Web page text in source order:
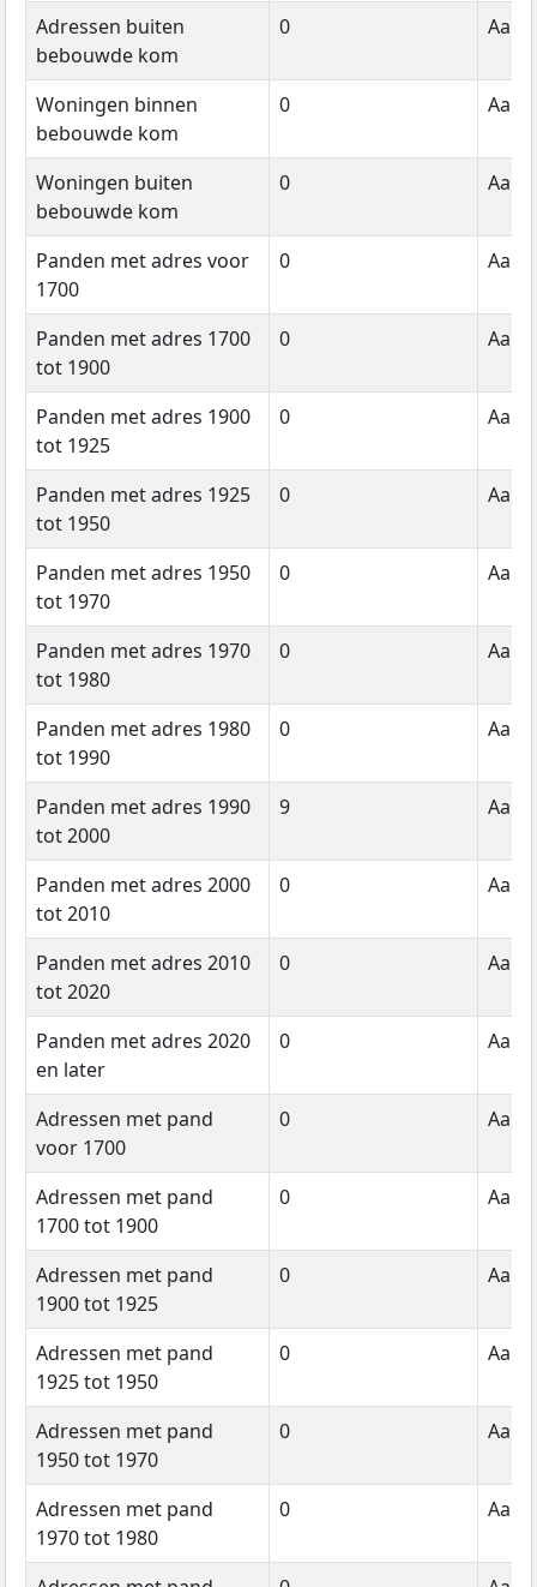
Adressen buiten
bebouwde kom
0
Woningen binnen
bebouwde kom
0
Woningen buiten
bebouwde kom
0
Panden met adres voor
1700
0
Panden met adres 1700
tot 1900
0
Panden met adres 1900
tot 1925
0
Panden met adres 1925
tot 1950
0
Panden met adres 1950
tot 1970
0
Panden met adres 1970
tot 1980
0
Panden met adres 1980
tot 1990
0
Panden met adres 1990
tot 2000
9
Panden met adres 2000
tot 2010
0
Panden met adres 2010
tot 2020
0
Panden met adres 2020
en later
0
Adressen met pand
voor 1700
0
Adressen met pand
1700 tot 1900
0
Adressen met pand
1900 tot 1925
0
Adressen met pand
1925 tot 1950
0
Adressen met pand
1950 tot 1970
0
Adressen met pand
1970 tot 1980
0